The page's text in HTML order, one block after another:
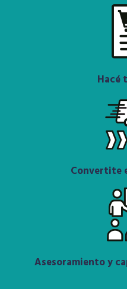
Hacé
Convertite
Asesoramiento y